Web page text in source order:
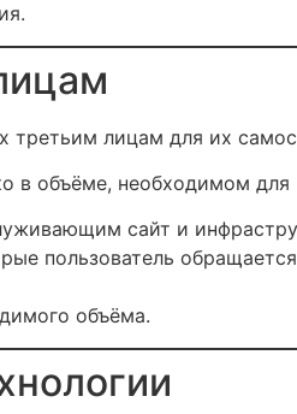
лицам для их
в объёме, необходимом
сайт и
пользователь
объёма.